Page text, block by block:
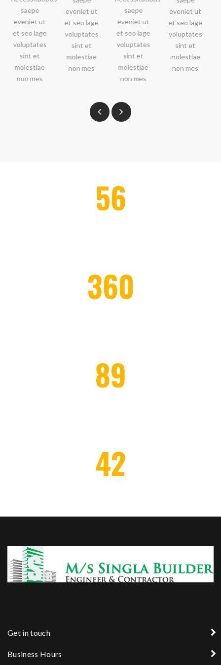
eveniet ut
et seo lage
voluptates
sint et
molestiae
non mes
saepe
eveniet ut
et seo lage
voluptates
sint et
molestiae
eveniet ut
et seo lage
voluptates
sint et
molestiae
non mes
eveniet ut
et seo lage
voluptates
sint et
molestiae
non mes
56
360
89
42
Get in touch
Business Hours